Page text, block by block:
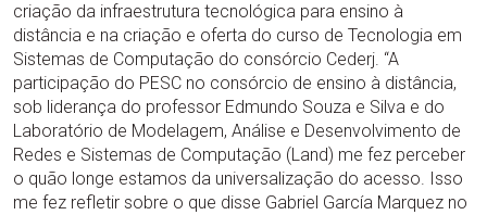
criação da infraestrutura tecnológica para ensino à
distância e na criação e oferta do curso de Tecnologia em
Sistemas de Computação do consórcio Cederj. “A
participação do PESC no consórcio de ensino à distância,
sob liderança do professor Edmundo Souza e Silva e do
Laboratório de Modelagem, Análise e Desenvolvimento de
Redes e Sistemas de Computação (Land) me fez perceber
o quão longe estamos da universalização do acesso. Isso
me fez refletir sobre o que disse Gabriel García Marquez no